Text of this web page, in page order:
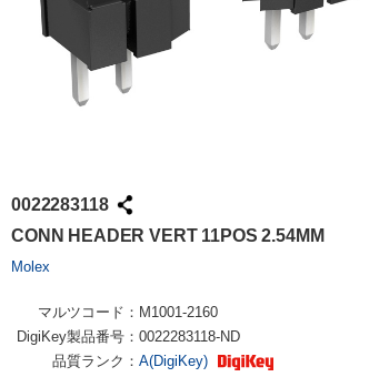
0022283118
CONN HEADER VERT 11POS 2.54MM
Molex
マルツコード： M1001-2160
DigiKey製品番号： 0022283118-ND
品質ランク： A(DigiKey)